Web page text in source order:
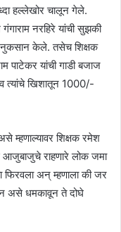
हल्लेखोर चालून गेले.
नरहिरे यांची सुझकी
नुकसान केले. तसेच शिक्षक
पाटेकर यांची गाडी बजाज
त्यांचे खिशातून 1000/-
म्हणाल्यावर शिक्षक रमेश
आजुबाजुचे राहणारे लोक जमा
फिरवला अन् म्हणाला की जर
असे धमकावून ते दोघे